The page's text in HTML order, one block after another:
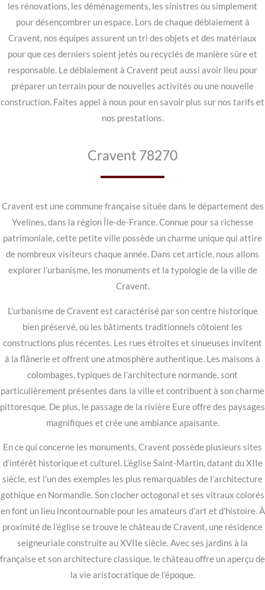
les rénovations, les déménagements, les sinistres ou simplement
pour désencombrer un espace. Lors de chaque déblaiement à
Cravent, nos équipes assurent un tri des objets et des matériaux
pour que ces derniers soient jetés ou recyclés de manière sûre et
responsable. Le déblaiement à Cravent peut aussi avoir lieu pour
préparer un terrain pour de nouvelles activités ou une nouvelle
construction. Faites appel à nous pour en savoir plus sur nos tarifs et
nos prestations.
Cravent 78270
Cravent est une commune française située dans le département des
Yvelines, dans la région Île-de-France. Connue pour sa richesse
patrimoniale, cette petite ville possède un charme unique qui attire
de nombreux visiteurs chaque année. Dans cet article, nous allons
explorer l’urbanisme, les monuments et la typologie de la ville de
Cravent.
L’urbanisme de Cravent est caractérisé par son centre historique
bien préservé, où les bâtiments traditionnels côtoient les
constructions plus récentes. Les rues étroites et sinueuses invitent
à la flânerie et offrent une atmosphère authentique. Les maisons à
colombages, typiques de l’architecture normande, sont
particulièrement présentes dans la ville et contribuent à son charme
pittoresque. De plus, le passage de la rivière Eure offre des paysages
magnifiques et crée une ambiance apaisante.
En ce qui concerne les monuments, Cravent possède plusieurs sites
d’intérêt historique et culturel. L’église Saint-Martin, datant du XIIe
siècle, est l’un des exemples les plus remarquables de l’architecture
gothique en Normandie. Son clocher octogonal et ses vitraux colorés
en font un lieu incontournable pour les amateurs d’art et d’histoire. À
proximité de l’église se trouve le château de Cravent, une résidence
seigneuriale construite au XVIIe siècle. Avec ses jardins à la
française et son architecture classique, le château offre un aperçu de
la vie aristocratique de l’époque.